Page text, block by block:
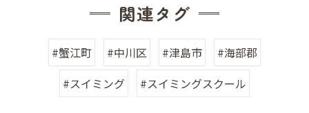
関連タグ
#蟹江町 #中川区 #津島市
#海部郡
#スイミング
#スイミングスクール